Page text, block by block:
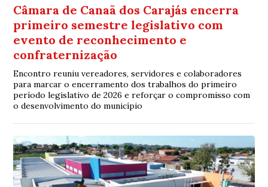
Câmara de Canaã dos Carajás encerra
primeiro semestre legislativo com
evento de reconhecimento e
confraternização
Encontro reuniu vereadores, servidores e colaboradores
para marcar o encerramento dos trabalhos do primeiro
período legislativo de 2026 e reforçar o compromisso com
o desenvolvimento do município